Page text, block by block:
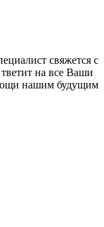
свяжется с
на все Ваши
нашим будущим